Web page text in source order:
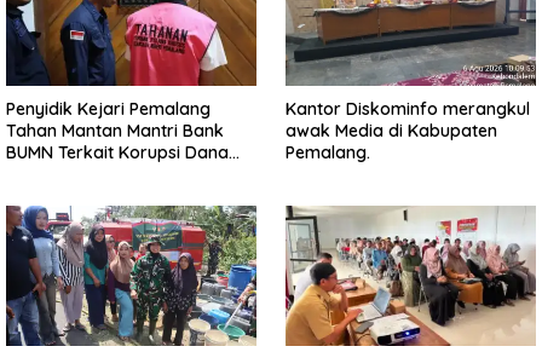
Penyidik Kejari Pemalang
Tahan Mantan Mantri Bank
BUMN Terkait Korupsi Dana
Kantor Diskominfo merangkul
awak Media di Kabupaten
Pemalang.